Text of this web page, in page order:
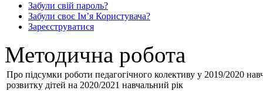
Забули свій пароль?
Забули своє Ім’я Користувача?
Зареєструватися
Методична робота
Про підсумки роботи педагогічного колективу у 2019/2020
розвитку дітей на 2020/2021 навчальний рік